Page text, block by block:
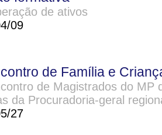
de ativos
09
de Família e
de Magistrados do MP
da Procuradoria-geral
27